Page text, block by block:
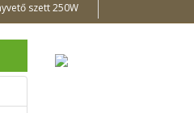
szett 250W